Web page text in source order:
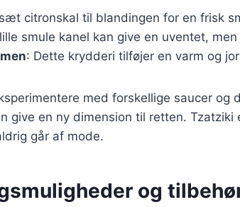
citronskal til blandingen for en frisk
smule kanel kan give en uventet,
: Dette krydderi tilføjer en varm og
med forskellige saucer og
give en ny dimension til retten. Tzatziki
går af mode.
og